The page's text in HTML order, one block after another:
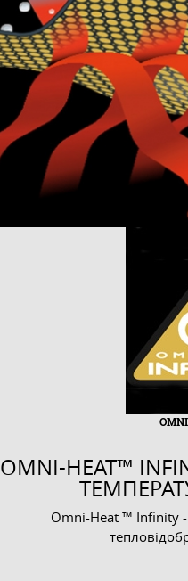
OMNI-HEAT™
Omni-Heat ™ Infinity -